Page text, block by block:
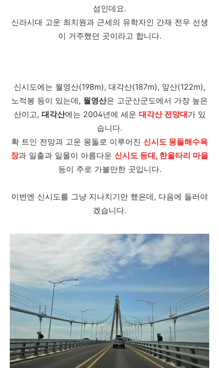
섬인데요.
신라시대 고운 최치원과 근세의 유학자인 간재 전우 선생
이 거주했던 곳이라고 합니다.
신시도에는 월영산(198m), 대각산(187m), 앞산(122m),
노적봉 등이 있는데, 월영산은 고군산군도에서 가장 높은
산이고, 대각산에는 2004년에 세운 대각산 전망대가 있
습니다.
확 트인 전망과 고운 몽돌로 이루어진 신시도 몽돌해수욕
장과 일출과 일몰이 아름다운 신시도 등대, 한울타리 마을
등이 주로 가볼만한 곳입니다.
이번엔 신시도를 그냥 지나치기만 했은데, 다음에 들러야
겠습니다.